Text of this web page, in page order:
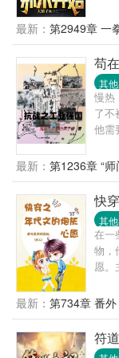
运，
看……
最新： 第2949章 一
苟
其
慢热
了不
他需
最新： 第1236章 “师
快
其
在一
物，
愿。
二：
的
最新： 第734章 番外
符